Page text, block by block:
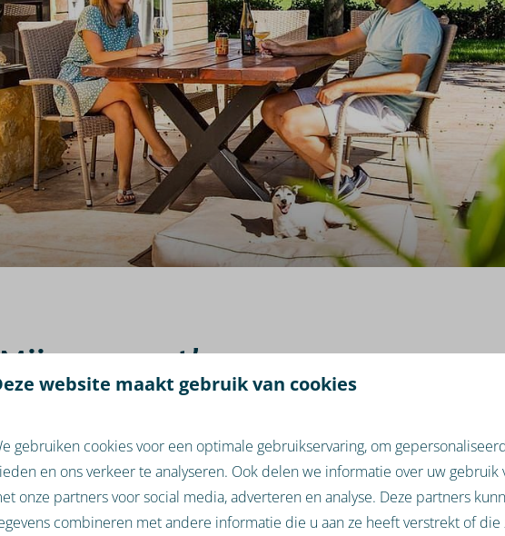
account’
eigen reservering en boek online upgrades via 'Mijn Account'. Voer het e-
direct een link naar je persoonlijke online omgeving.
website maakt gebruik van cookies
gebruiken cookies voor een optimale gebruikservaring, om
en ons verkeer te analyseren. Ook delen we informatie over uw gebruik
onze partners voor social media, adverteren en analyse. Deze partners
combineren met andere informatie die u aan ze heeft verstrekt of